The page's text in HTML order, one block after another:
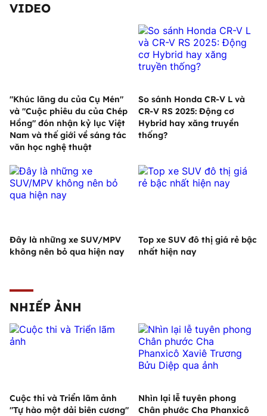
VIDEO
"Khúc lãng du của Cụ Mén"
và "Cuộc phiêu du của Chép
Hồng" đón nhận kỷ lục Việt
Nam và thế giới về sáng tác
văn học nghệ thuật
So sánh Honda CR-V L và
CR-V RS 2025: Động cơ
Hybrid hay xăng truyền
thống?
Đây là những xe SUV/MPV
không nên bỏ qua hiện nay
Top xe SUV đô thị giá rẻ bậc
nhất hiện nay
NHIẾP ẢNH
Cuộc thi và Triển lãm ảnh
"Tự hào một dải biên cương"
Nhìn lại lễ tuyên phong
Chân phước Cha Phanxicô